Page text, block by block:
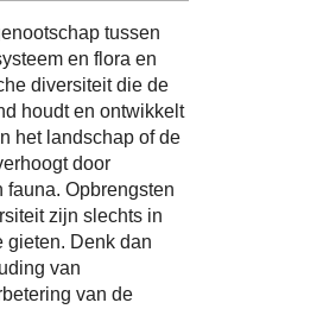
tussen
en flora en
diversiteit die de
houdt en ontwikkelt
het landschap of de
door
fauna. Opbrengsten
zijn slechts in
gieten. Denk dan
van
van de